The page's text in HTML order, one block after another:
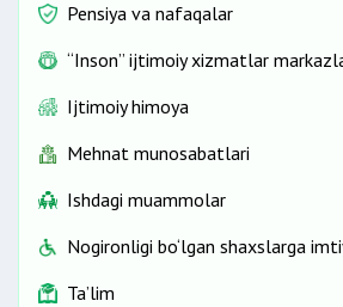
Pensiya va nafaqalar
“Inson” ijtimoiy xizmatlar
Ijtimoiy himoya
Mehnat munosabatlari
Ishdagi muammolar
Nogironligi bo‘lgan shaxslarga
Ta’lim